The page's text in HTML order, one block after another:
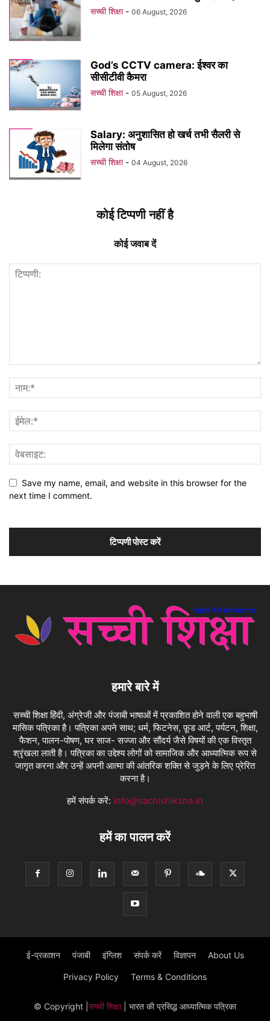
सच्ची शिक्षा - 06 August, 2026
God’s CCTV camera: ईश्वर का
सीसीटीवी कैमरा
सच्ची शिक्षा - 05 August, 2026
Salary: अनुशासित हो खर्च तभी सैलरी से
मिलेगा संतोष
सच्ची शिक्षा - 04 August, 2026
कोई टिप्पणी नहीं है
कोई जवाब दें
Save my name, email, and website in this browser for the
next time I comment.
हमारे बारे में
सच्ची शिक्षा हिंदी, अंग्रेजी और पंजाबी भाषाओं में प्रकाशित होने वाली एक बहुभाषी
मासिक पत्रिका है। पत्रिका अपने साथ; धर्म, फिटनेस, फ़ूड आर्ट, पर्यटन, शिक्षा,
फैशन, पालन-पोषण, घर साज- सज्जा और सौंदर्य जैसे विषयों की एक विस्तृत
श्रृंखला लाती है। पत्रिका का उद्देश्य लोगों को सामाजिक और आध्यात्मिक रूप से
जागृत करना और उन्हें अपनी आत्मा की आंतरिक शक्ति से जुड़ने के लिए प्रेरित
करना है।
हमें संपर्क करें: info@sachishiksha.in
हमें का पालन करें
ई-प्रकाशन पंजाबी इंग्लिश संपर्क करें विज्ञापन About Us
Privacy Policy Terms & Conditions
© Copyright सच्ची शिक्षा| भारत की प्रसिद्ध आध्यात्मिक पत्रिका